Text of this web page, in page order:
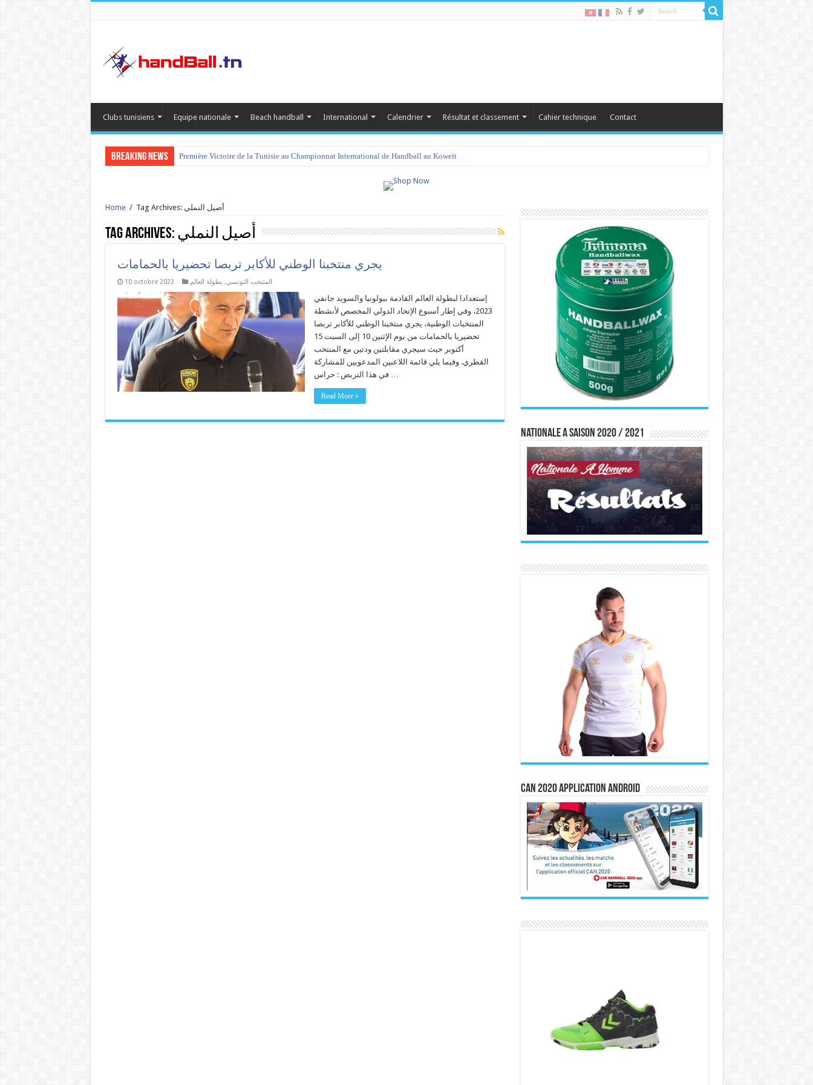
Clubs tunisiens Equipe nationale Beach handball International Calendrier Résultat et classement Cahier technique Contact
Breaking News Première Victoire de la Tunisie au Championnat International de Handball au Koweït
Home / Tag Archives: أصيل النملي
Tag Archives: أصيل النملي
يجري منتخبنا الوطني للأكابر تربصا تحضيريا بالحمامات
10 octobre 2022 المنتخب التونسي, بطولة العالم
إستعدادا لبطولة العالم القادمة ببولونيا والسويد جانفي
2023، وفي إطار أسبوع الإتحاد الدولي المخصص لأنشطة
المنتخبات الوطنية، يجري منتخبنا الوطني للأكابر تربصا
تحضيريا بالحمامات من يوم الإثنين 10 إلى السبت 15
أكتوبر حيث سيجري مقابلتين ودتين مع المنتخب
القطري. وفيما يلي قائمة اللاعبين المدعويين للمشاركة
في هذا التربص : حراس …
Read More »
Nationale A saison 2020 / 2021
CAN 2020 Application Android